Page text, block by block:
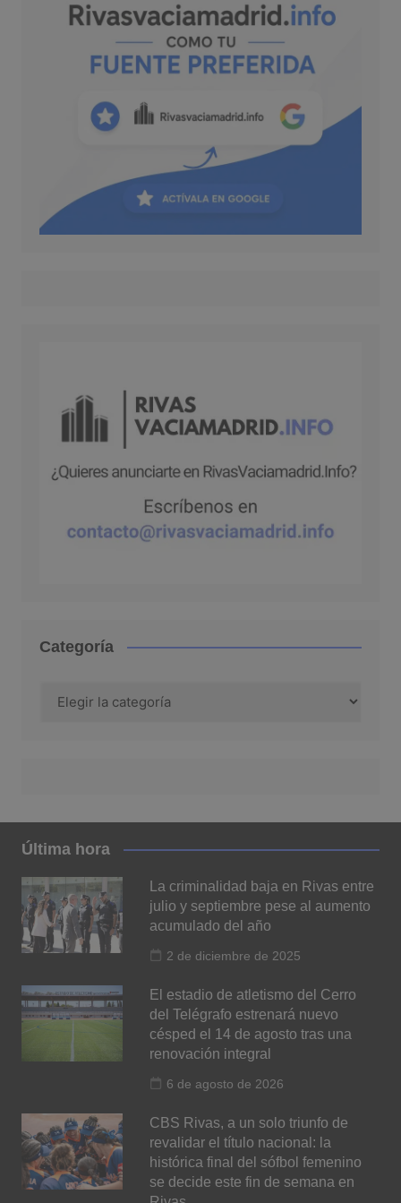
Categoría
Última hora
La criminalidad baja en Rivas entre
julio y septiembre pese al aumento
acumulado del año
2 de diciembre de 2025
El estadio de atletismo del Cerro
del Telégrafo estrenará nuevo
césped el 14 de agosto tras una
renovación integral
6 de agosto de 2026
CBS Rivas, a un solo triunfo de
revalidar el título nacional: la
histórica final del sófbol femenino
se decide este fin de semana en